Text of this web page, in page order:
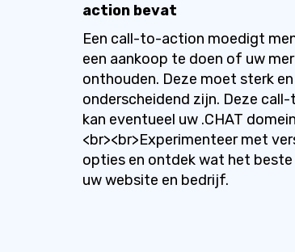
action bevat
Een call-to-action moedigt
een aankoop te doen of uw
onthouden. Deze moet sterk en
onderscheidend zijn. Deze
kan eventueel uw .CHAT
<br><br>Experimenteer met
opties en ontdek wat het
uw website en bedrijf.